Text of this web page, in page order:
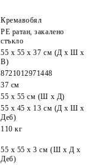
Кремавобял
PE ратан, закалено
стъкло
55 x 55 x 37 см (Д x Ш x
В)
8721012971448
37 см
55 x 55 cм (Ш x Д)
55 x 45 x 13 см (Д х Ш x
Деб)
110 кг
55 x 55 x 3 см (Ш x Д x
Деб)